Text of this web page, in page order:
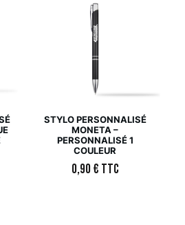
STYLO PERSONNALISÉ
MONETA –
PERSONNALISÉ 1
COULEUR
0,90€ TTC